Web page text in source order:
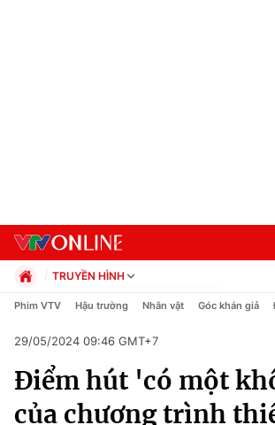
Chuyên mục
Chính trị
TRUYỀN HÌNH
Chính trị
Pháp luật
Kinh tế
Thể thao
Truyền hình
Phim VTV Hậu trường Nhân vật Góc khán giả
29/05/2024 09:46 GMT+7
Điểm hút 'có một
của chương trình